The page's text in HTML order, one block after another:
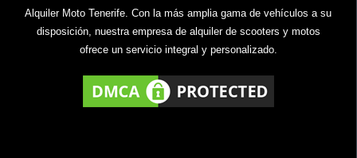
Alquiler Moto Tenerife. Con la más amplia gama de vehículos a su
disposición, nuestra empresa de alquiler de scooters y motos
ofrece un servicio integral y personalizado.